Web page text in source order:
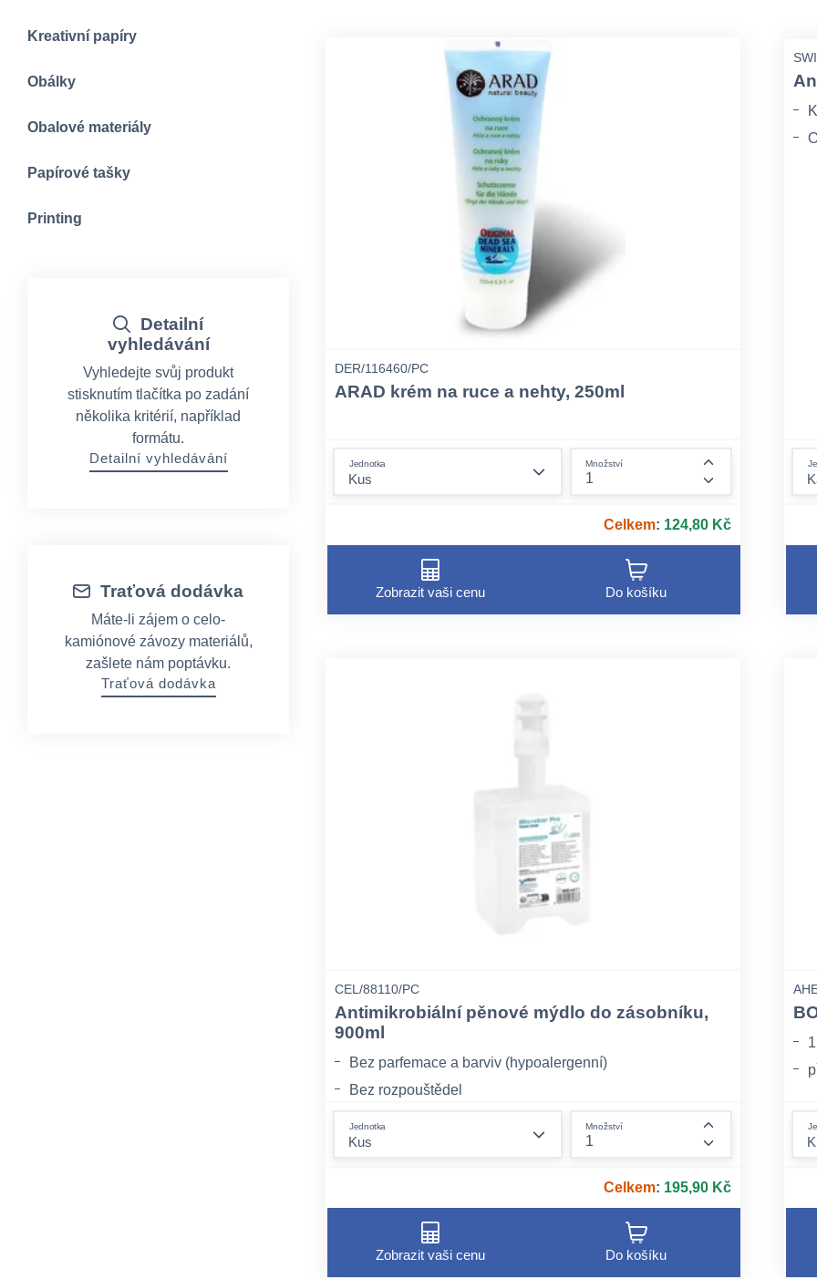
Kreativní papíry
Obálky
Obalové materiály
Papírové tašky
Printing
Detailní
vyhledávání
Vyhledejte svůj produkt
stisknutím tlačítka po zadání
několika kritérií, například
formátu.
Detailní vyhledávání
Traťová dodávka
Máte-li zájem o celo-
kamiónové závozy materiálů,
zašlete nám poptávku.
Traťová dodávka
DER/116460/PC
ARAD krém na ruce a nehty, 250ml
Jednotka Množství
form.increase-
Celkem: 124,80 Kč
Zobrazit vaši cenu Do košíku
CEL/88110/PC
Antimikrobiální pěnové mýdlo do zásobníku,
900ml
Bez parfemace a barviv (hypoalergenní)
Bez rozpouštědel
pocit svěžesti a hydratace)
Jednotka Množství
form.increase-
Celkem: 195,90 Kč
Zobrazit vaši cenu Do košíku